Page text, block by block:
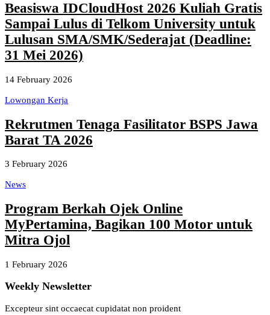
Beasiswa IDCloudHost 2026 Kuliah Gratis
Sampai Lulus di Telkom University untuk
Lulusan SMA/SMK/Sederajat (Deadline:
31 Mei 2026)
14 February 2026
Lowongan Kerja
Rekrutmen Tenaga Fasilitator BSPS Jawa
Barat TA 2026
3 February 2026
News
Program Berkah Ojek Online
MyPertamina, Bagikan 100 Motor untuk
Mitra Ojol
1 February 2026
Weekly Newsletter
Excepteur sint occaecat cupidatat non proident